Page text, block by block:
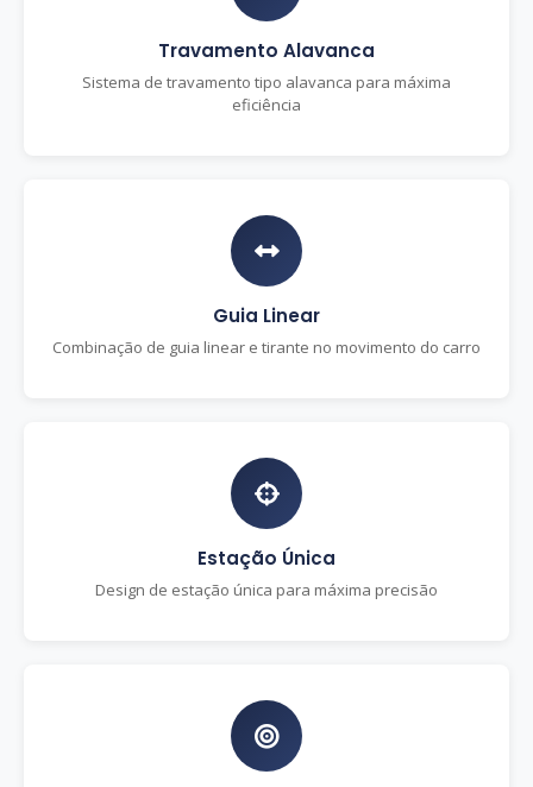
Travamento Alavanca
Sistema de travamento tipo alavanca para máxima
eficiência
Guia Linear
Combinação de guia linear e tirante no movimento do carro
Estação Única
Design de estação única para máxima precisão